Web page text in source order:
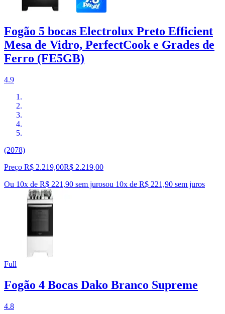
Fogão 5 bocas Electrolux Preto Efficient
Mesa de Vidro, PerfectCook e Grades de
Ferro (FE5GB)
4.9
(2078)
Preço R$ 2.219,00R$ 2.219,00
Ou 10x de R$ 221,90 sem jurosou 10x de R$ 221,90 sem juros
Full
Fogão 4 Bocas Dako Branco Supreme
4.8